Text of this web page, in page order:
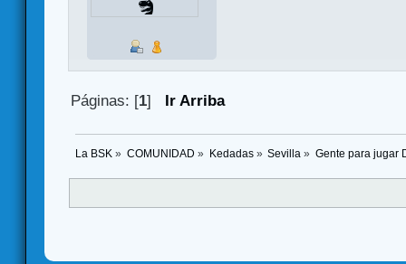
Páginas: [1] Ir Arriba
La BSK » COMUNIDAD » Kedadas» Sevilla » Gente para jugar